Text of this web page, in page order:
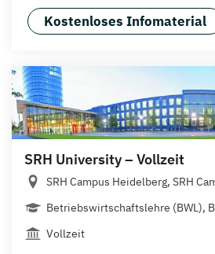
Kostenloses Infomaterial
SRH University – Vollzeit
SRH Campus Heidelberg, SRH
Betriebswirtschaftslehre (BWL),
Vollzeit